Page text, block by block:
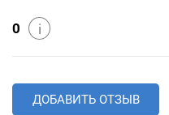
0 i
ДОБАВИТЬ ОТЗЫВ